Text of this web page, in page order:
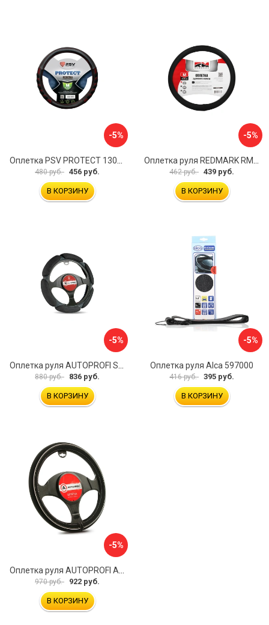
-5%
Оплетка PSV PROTECT 130503
480 руб. 456 руб.
В КОРЗИНУ
-5%
Оплетка руля REDMARK RM78002
462 руб. 439 руб.
В КОРЗИНУ
-5%
880 руб. 836 руб.
В КОРЗИНУ
-5%
Оплетка руля Alca 597000
416 руб. 395 руб.
В КОРЗИНУ
-5%
970 руб. 922 руб.
В КОРЗИНУ